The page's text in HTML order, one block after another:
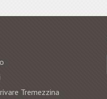
Tremezzina